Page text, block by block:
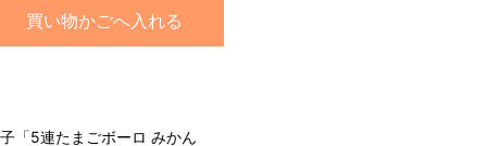
買い物かごへ入れる
「5連たまごボーロ みかん